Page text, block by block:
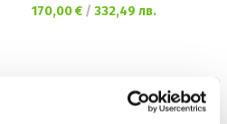
Текуща цена:
170,00 € / 332,49 лв.